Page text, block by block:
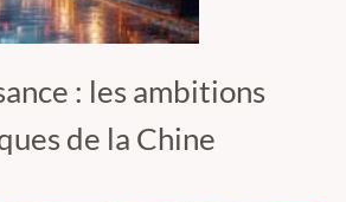
: les ambitions
de la Chine